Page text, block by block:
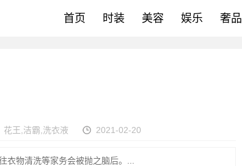
首页 时装 美容 娱乐 奢品
花王 洁霸 洗衣液 2021-02-20
衣物清洗等家务会被抛之脑后。...